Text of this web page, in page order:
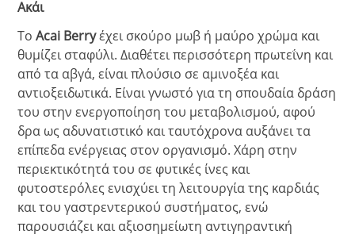
Ακάι
ΤοAcai Berryέχει σκούρο μωβ ή μαύρο χρώμα και
θυμίζει σταφύλι. Διαθέτει περισσότερη πρωτεΐνη και
από τα αβγά, είναι πλούσιο σε αμινοξέα και
αντιοξειδωτικά. Είναι γνωστό για τη σπουδαία δράση
του στην ενεργοποίηση του μεταβολισμού, αφού
δρα ως αδυνατιστικό και ταυτόχρονα αυξάνει τα
επίπεδα ενέργειας στον οργανισμό. Χάρη στην
περιεκτικότητά του σε φυτικές ίνες και
φυτοστερόλες ενισχύει τη λειτουργία της καρδιάς
και του γαστρεντερικού συστήματος, ενώ
παρουσιάζει και αξιοσημείωτη αντιγηραντική